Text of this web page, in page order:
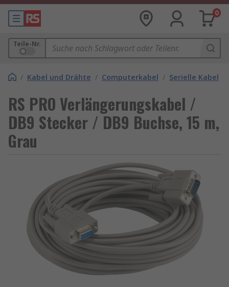
0
Teile-Nr.
/ Kabel und Drähte / Computerkabel / Serielle Kabel
RS PRO Verlängerungskabel /
DB9 Stecker / DB9 Buchse, 15 m,
Grau